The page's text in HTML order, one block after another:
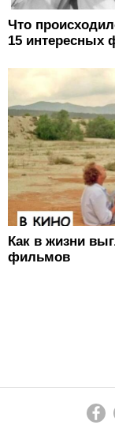
Что
15 интересных
Как в жизни
фильмов